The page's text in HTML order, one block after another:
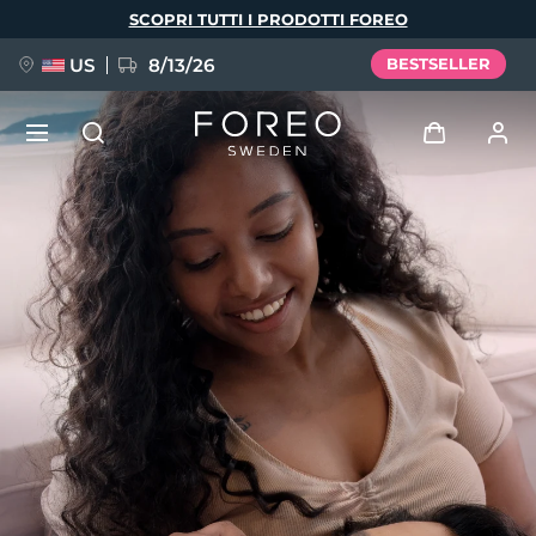
SCOPRI TUTTI I PRODOTTI FOREO
US 8/13/26 BESTSELLER
Profilo utente
I miei dispositivi
I miei ordini
I miei indirizzi
I miei abbonamenti
NUOVO
FAQ™ Pure Beauty-Tech Elixir
BREAKING NEWS
issa™ Teeth Whitening Set
Lingua
English Deutsch
Español
Français
Italiano
Português
Polski
Svenska
Русский
Türkçe
简体中文 繁體中文